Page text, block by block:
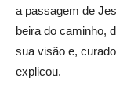
a passagem de
beira do caminho,
sua visão e,
explicou.